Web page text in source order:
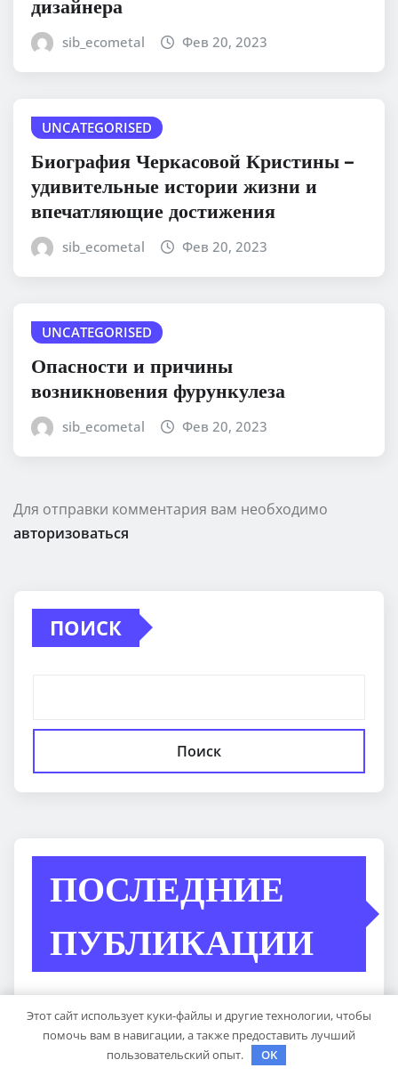
дизайнера
sib_ecometal Фев 20, 2023
UNCATEGORISED
Биография Черкасовой Кристины –
удивительные истории жизни и
впечатляющие достижения
sib_ecometal Фев 20, 2023
UNCATEGORISED
Опасности и причины
возникновения фурункулеза
sib_ecometal Фев 20, 2023
Для отправки комментария вам необходимо
авторизоваться
ПОИСК
Поиск
ПОСЛЕДНИЕ
ПУБЛИКАЦИИ
Опоры для дорожных знаков: виды столбов и
стоек, материалы и нормативные требования
Этот сайт использует куки-файлы и другие технологии, чтобы
помочь вам в навигации, а также предоставить лучший
пользовательский опыт.
OK